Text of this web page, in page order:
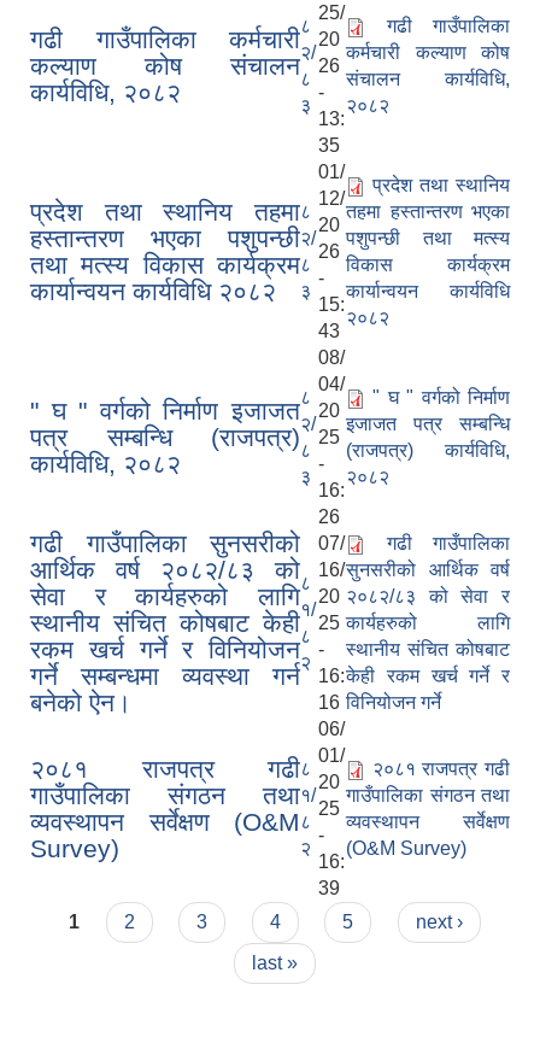
गढी गाउँपालिका कर्मचारी
कल्याण कोष संचालन
कार्यविधि, २०८२
८
२/
८
३
25/
20
26
-
13:
35
गढी गाउँपालिका
कर्मचारी कल्याण कोष
संचालन कार्यविधि,
२०८२
प्रदेश तथा स्थानिय तहमा
हस्तान्तरण भएका पशुपन्छी
तथा मत्स्य विकास कार्यक्रम
कार्यान्वयन कार्यविधि २०८२
८
२/
८
३
01/
12/
20
26
-
15:
43
प्रदेश तथा स्थानिय
तहमा हस्तान्तरण भएका
पशुपन्छी तथा मत्स्य
विकास कार्यक्रम
कार्यान्वयन कार्यविधि
२०८२
" घ " वर्गको निर्माण इजाजत
पत्र सम्बन्धि (राजपत्र)
कार्यविधि, २०८२
८
२/
८
३
08/
04/
20
25
-
16:
26
" घ " वर्गको निर्माण
इजाजत पत्र सम्बन्धि
(राजपत्र) कार्यविधि,
२०८२
गढी गाउँपालिका सुनसरीको
आर्थिक वर्ष २०८२/८३ को
सेवा र कार्यहरुको लागि
स्थानीय संचित कोषबाट केही
रकम खर्च गर्ने र विनियोजन
गर्ने सम्बन्धमा व्यवस्था गर्न
बनेको ऐन।
८
१/
८
२
07/
16/
20
25
-
16:
16
गढी गाउँपालिका
सुनसरीको आर्थिक वर्ष
२०८२/८३ को सेवा र
कार्यहरुको लागि
स्थानीय संचित कोषबाट
केही रकम खर्च गर्ने र
विनियोजन गर्ने
२०८१ राजपत्र गढी
गाउँपालिका संगठन तथा
व्यवस्थापन सर्वेक्षण (O&M
Survey)
८
१/
८
२
06/
01/
20
25
-
16:
39
२०८१ राजपत्र गढी
गाउँपालिका संगठन तथा
व्यवस्थापन सर्वेक्षण
(O&M Survey)
Pages
1 2 3 4 5
next ›
last »